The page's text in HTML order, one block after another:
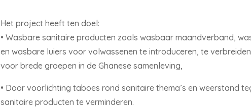
Het project heeft ten doel:
• Wasbare sanitaire producten zoals wasbaar maandverband,
en wasbare luiers voor volwassenen te introduceren, te
voor brede groepen in de Ghanese samenleving,
• Door voorlichting taboes rond sanitaire thema’s en weerstand
sanitaire producten te verminderen.